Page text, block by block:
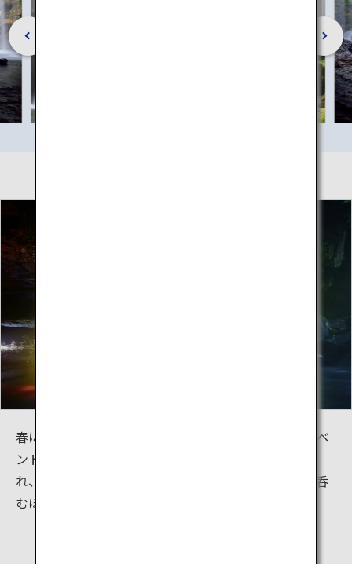
春には期間限定で、滝を裏側からライトアップするイベ
ントを開催しています。滝が裏側からライトアップさ
れ、幻想的な景色を楽しめます。虹色になる滝は息を呑
むほど美しく、まるで虹のカーテンのようです。